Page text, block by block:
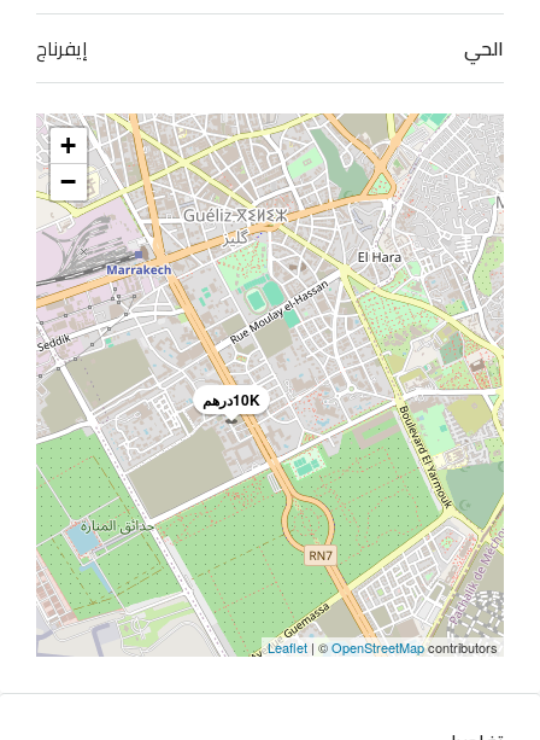
الحي
إيفرناج
10Kدرهم
+
−
Leaflet | ©OpenStreetMapcontributors